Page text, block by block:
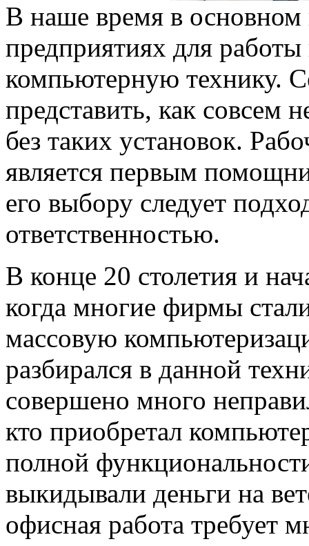
В наше время в основном
предприятиях для
компьютерную технику.
представить, как совсем
без таких установок.
является первым
его выбору следует
ответственностью.
В конце 20 столетия и
когда многие фирмы
массовую
разбирался в данной
совершено много
кто приобретал
полной
выкидывали деньги на
офисная работа требует